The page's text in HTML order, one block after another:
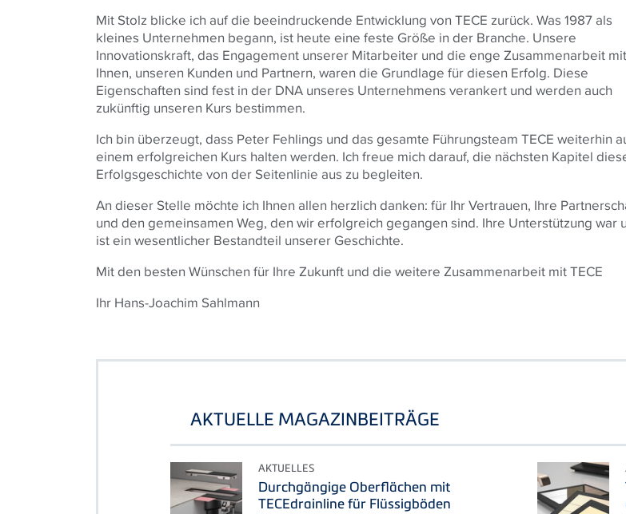
Mit Stolz blicke ich auf die beeindruckende Entwicklung von TECE zurück. Was 1987 als
kleines Unternehmen begann, ist heute eine feste Größe in der Branche. Unsere
Innovationskraft, das Engagement unserer Mitarbeiter und die enge Zusammenarbeit mit
Ihnen, unseren Kunden und Partnern, waren die Grundlage für diesen Erfolg. Diese
Eigenschaften sind fest in der DNA unseres Unternehmens verankert und werden auch
zukünftig unseren Kurs bestimmen.
Ich bin überzeugt, dass Peter Fehlings und das gesamte Führungsteam TECE weiterhin
einem erfolgreichen Kurs halten werden. Ich freue mich darauf, die nächsten Kapitel
Erfolgsgeschichte von der Seitenlinie aus zu begleiten.
An dieser Stelle möchte ich Ihnen allen herzlich danken: für Ihr Vertrauen, Ihre
und den gemeinsamen Weg, den wir erfolgreich gegangen sind. Ihre Unterstützung war
ist ein wesentlicher Bestandteil unserer Geschichte.
Mit den besten Wünschen für Ihre Zukunft und die weitere Zusammenarbeit mit TECE
Ihr Hans-Joachim Sahlmann
AKTUELLE MAGAZINBEITRÄGE
AKTUELLES
Durchgängige Oberflächen mit
TECEdrainline für Flüssigböden